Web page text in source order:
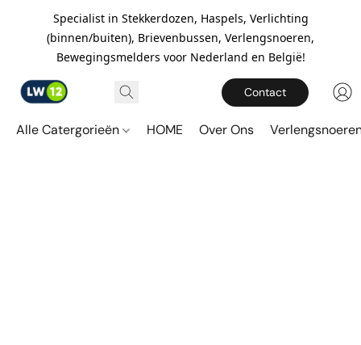
Specialist in Stekkerdozen, Haspels, Verlichting
(binnen/buiten), Brievenbussen, Verlengsnoeren,
Bewegingsmelders voor Nederland en België!
Contact
Alle Catergorieën HOME Over Ons